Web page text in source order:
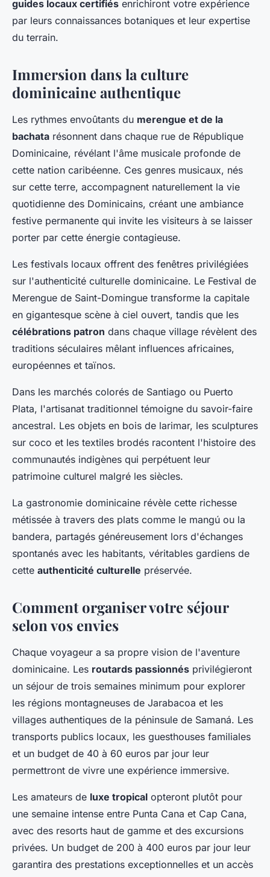
guides locaux certifiés enrichiront votre expérience
par leurs connaissances botaniques et leur expertise
du terrain.
Immersion dans la culture
dominicaine authentique
Les rythmes envoûtants du merengue et de la
bachata résonnent dans chaque rue de République
Dominicaine, révélant l'âme musicale profonde de
cette nation caribéenne. Ces genres musicaux, nés
sur cette terre, accompagnent naturellement la vie
quotidienne des Dominicains, créant une ambiance
festive permanente qui invite les visiteurs à se laisser
porter par cette énergie contagieuse.
Les festivals locaux offrent des fenêtres privilégiées
sur l'authenticité culturelle dominicaine. Le Festival de
Merengue de Saint-Domingue transforme la capitale
en gigantesque scène à ciel ouvert, tandis que les
célébrations patron dans chaque village révèlent des
traditions séculaires mêlant influences africaines,
européennes et taïnos.
Dans les marchés colorés de Santiago ou Puerto
Plata, l'artisanat traditionnel témoigne du savoir-faire
ancestral. Les objets en bois de larimar, les sculptures
sur coco et les textiles brodés racontent l'histoire des
communautés indigènes qui perpétuent leur
patrimoine culturel malgré les siècles.
La gastronomie dominicaine révèle cette richesse
métissée à travers des plats comme le mangú ou la
bandera, partagés généreusement lors d'échanges
spontanés avec les habitants, véritables gardiens de
cette authenticité culturelle préservée.
Comment organiser votre séjour
selon vos envies
Chaque voyageur a sa propre vision de l'aventure
dominicaine. Les routards passionnés privilégieront
un séjour de trois semaines minimum pour explorer
les régions montagneuses de Jarabacoa et les
villages authentiques de la péninsule de Samaná. Les
transports publics locaux, les guesthouses familiales
et un budget de 40 à 60 euros par jour leur
permettront de vivre une expérience immersive.
Les amateurs de luxe tropical opteront plutôt pour
une semaine intense entre Punta Cana et Cap Cana,
avec des resorts haut de gamme et des excursions
privées. Un budget de 200 à 400 euros par jour leur
garantira des prestations exceptionnelles et un accès